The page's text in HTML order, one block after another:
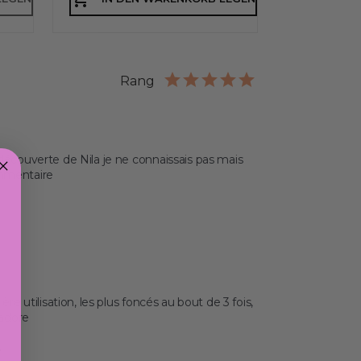
Rang
de Nila je ne connaissais pas mais
utilisation, les plus foncés au bout de 3 fois,